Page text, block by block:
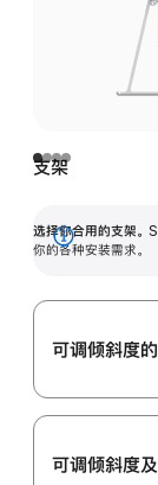
支架
选择你合用的支架。
你的各种安装需求。
展
可调倾斜度
可调倾斜度